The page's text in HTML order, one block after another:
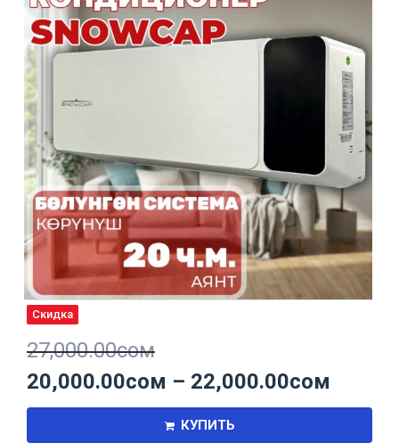
Скидка
27,000.00сом
20,000.00сом – 22,000.00сом
КУПИТЬ